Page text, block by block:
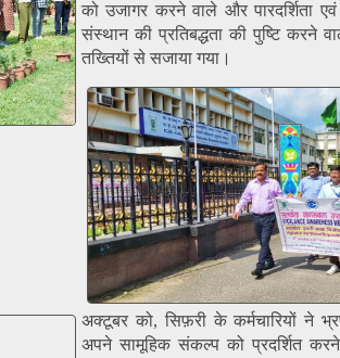
को उजागर करने वाले और पारदर्शिता एवं
संस्थान की प्रतिबद्धता की पुष्टि करने
तख्तियों से सजाया गया।
अक्टूबर को, सिफ़री के कर्मचारियों ने
अपने सामूहिक संकल्प को प्रदर्शित